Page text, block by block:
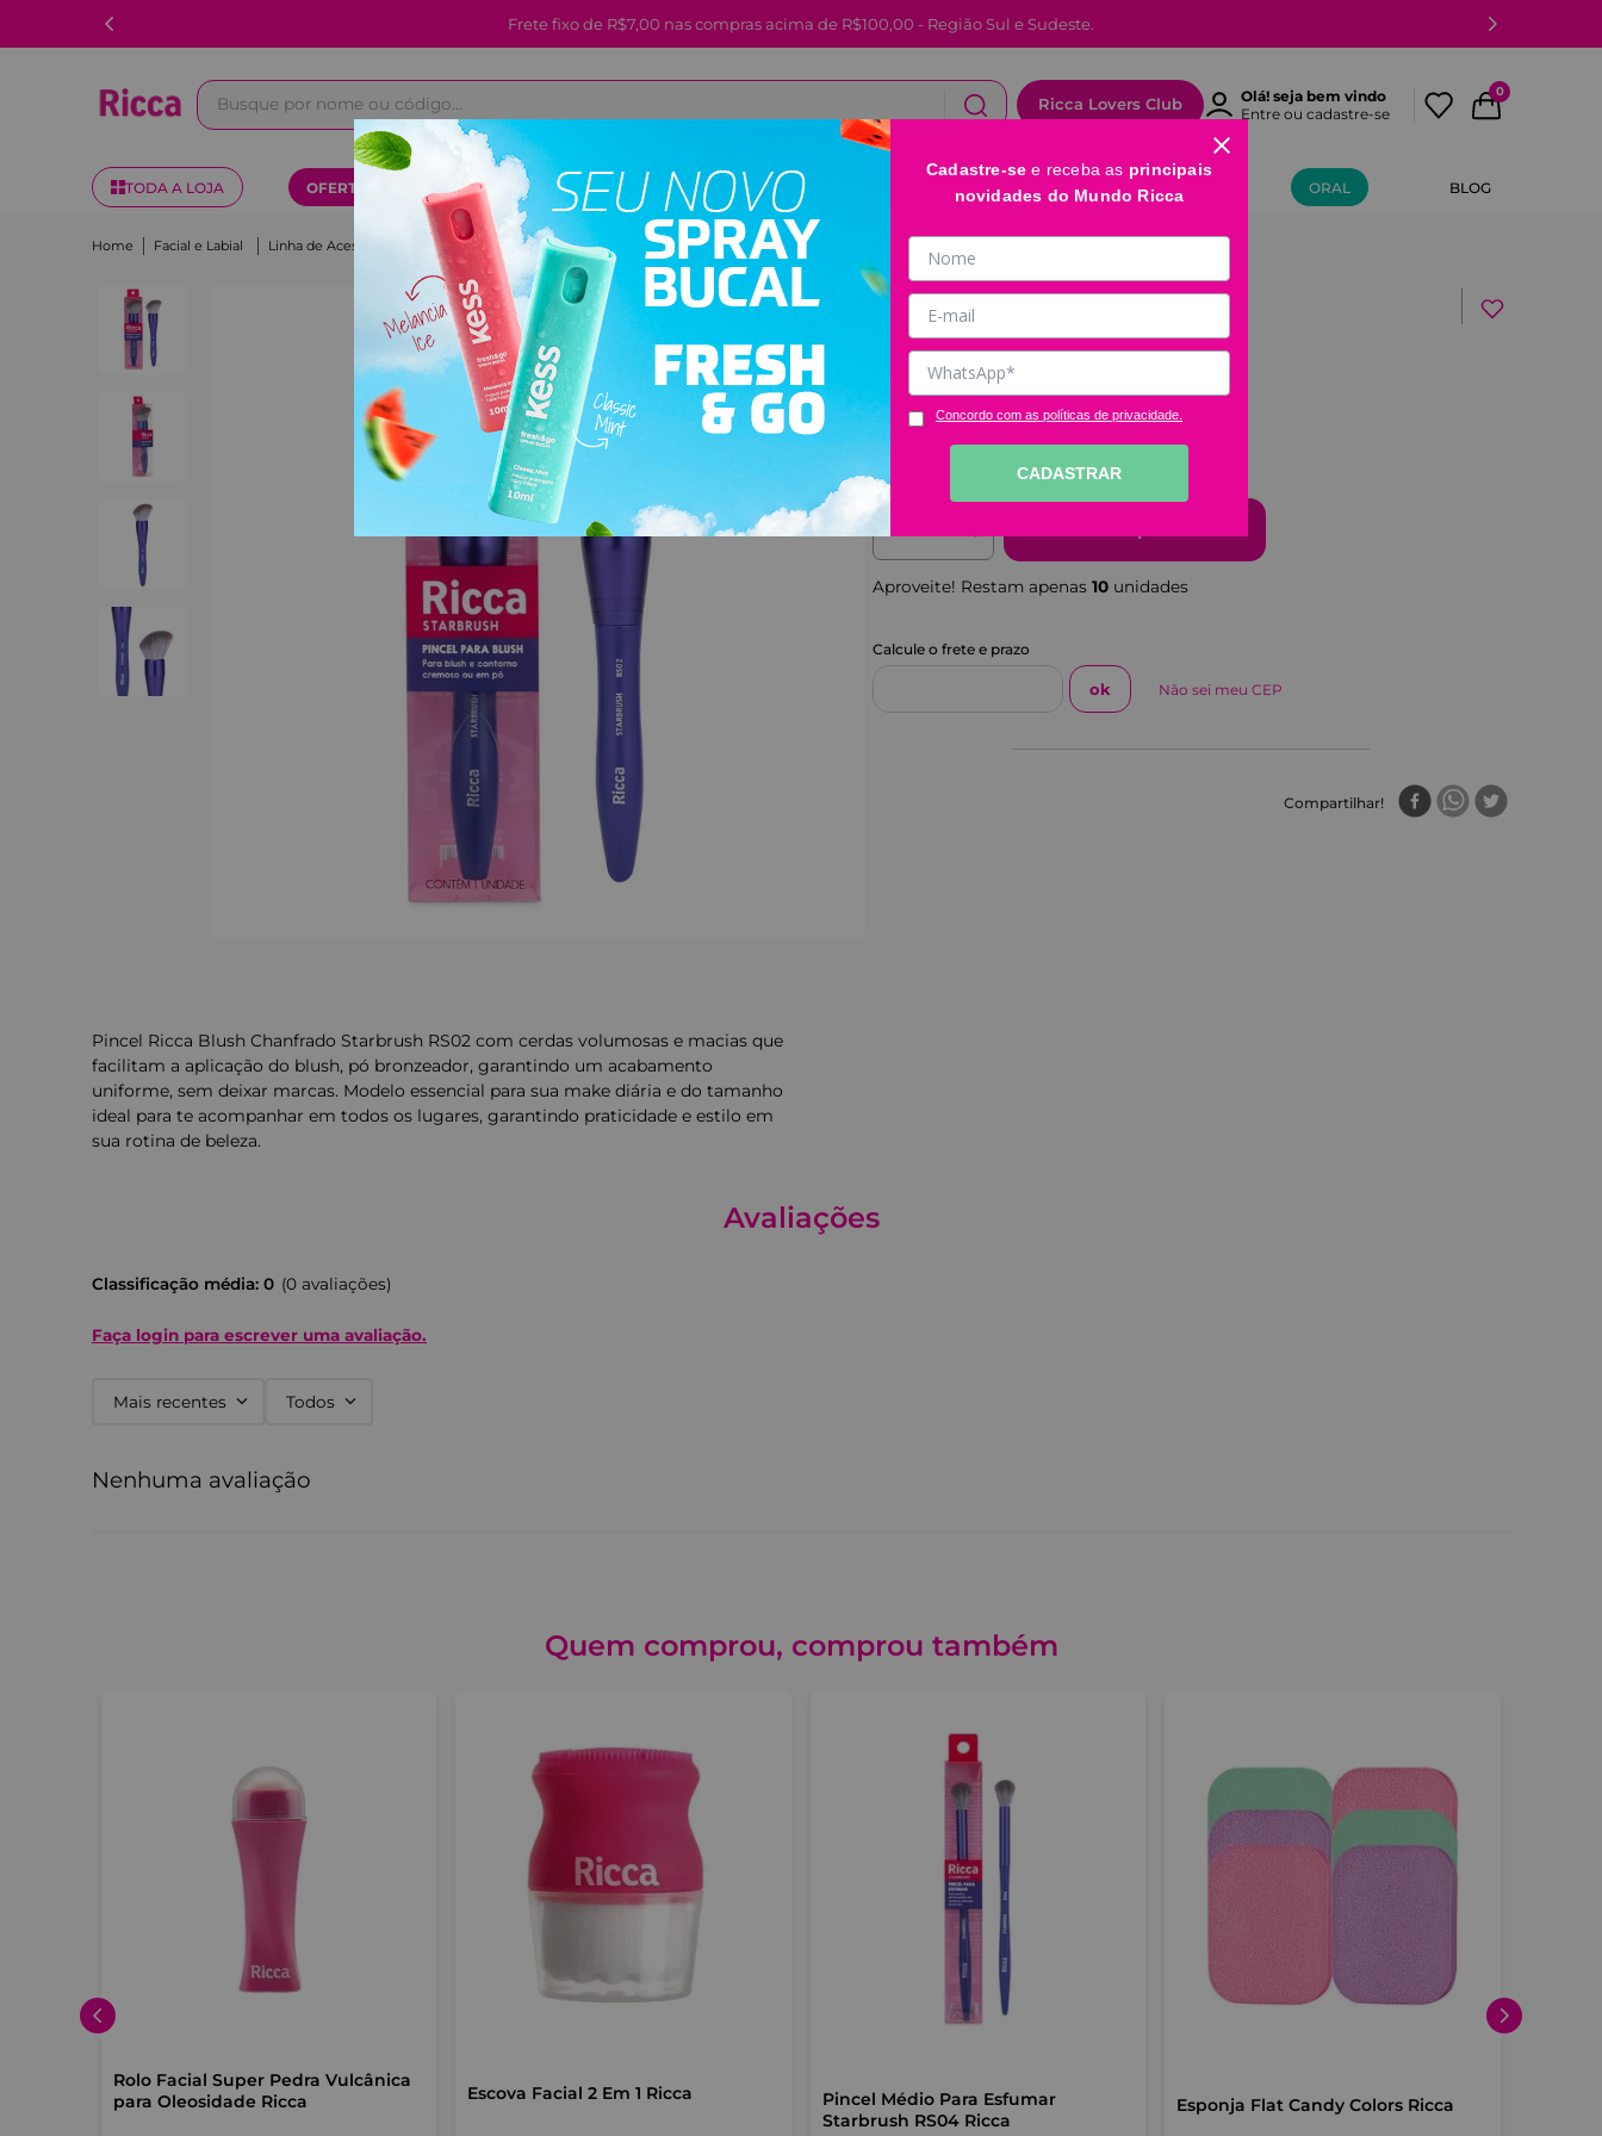
Frete fixo de R$7,00 nas compras acima de R$100,00 - Região Sul e Sudeste.
Busque por nome ou código...
Ricca Lovers Club
Olá! seja bem vindo
Entre ou cadastre-se
0
TODA A LOJA OFERTAS KITS CABELOS FACIAL E LABIAL BANHO E CORPO MÃOS E PÉS ORAL BLOG
Facial e Labial Linha de Acessórios Pincel Para Blush Chanfrado Starbrush RS02 Ricca
Pincel Para Blush Chanfrado
Starbrush RS02 Ricca
Código:2335
Clique e veja!
R$ 28,99
Aproveite! Restam apenas 10 unidades
Não sei meu CEP
Compartilhar
Pincel Ricca Blush Chanfrado Starbrush RS02 com cerdas volumosas e macias que
facilitam a aplicação do blush, pó bronzeador, garantindo um acabamento
uniforme, sem deixar marcas. Modelo essencial para sua make diária e do tamanho
ideal para te acompanhar em todos os lugares, garantindo praticidade e estilo em
sua rotina de beleza.
Avaliações
Classificação média: 0 (0 avaliações)
Faça login para escrever uma avaliação.
Mais recentes Todos
Nenhuma avaliação
Quem comprou, comprou também
Rolo Facial Super Pedra Vulcânica
para Oleosidade Ricca
Escova Facial 2 Em 1 Ricca
Pincel Médio Para Esfumar
Starbrush RS04 Ricca
Esponja Flat Candy Colors Ricca
Cadastre-se e receba as principais
novidades do Mundo Ricca
Concordo com as políticas de privacidade.
CADASTRAR